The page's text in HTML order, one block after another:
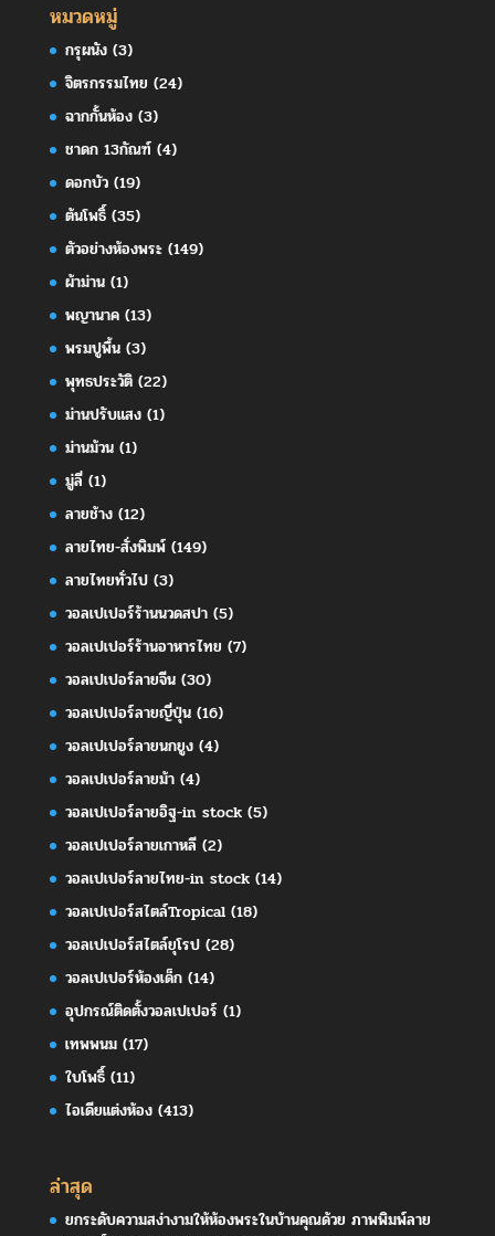
หมวดหมู่
กรุผนัง(3)
จิตรกรรมไทย (24)
ฉากกั้นห้อง(3)
ชาดก 13กัณฑ์(4)
ดอกบัว(19)
ต้นโพธิ์(35)
ตัวอย่างห้องพระ(149)
ผ้าม่าน(1)
พญานาค(13)
พรมปูพื้น(3)
พุทธประวัติ(22)
ม่านปรับแสง(1)
ม่านม้วน(1)
มู่ลี่(1)
ลายช้าง(12)
ลายไทย-สั่งพิมพ์(149)
ลายไทยทั่วไป(3)
วอลเปเปอร์ร้านนวดสปา(5)
วอลเปเปอร์ร้านอาหารไทย (7)
วอลเปเปอร์ลายจีน(30)
วอลเปเปอร์ลายญี่ปุ่น(16)
วอลเปเปอร์ลายนกยูง(4)
วอลเปเปอร์ลายม้า(4)
วอลเปเปอร์ลายอิฐ-in stock(5)
วอลเปเปอร์ลายเกาหลี(2)
วอลเปเปอร์ลายไทย-in stock(14)
วอลเปเปอร์สไตล์Tropical(18)
วอลเปเปอร์สไตล์ยุโรป(28)
วอลเปเปอร์ห้องเด็ก(14)
อุปกรณ์ติดตั้งวอลเปเปอร์ (1)
เทพพนม(17)
ใบโพธิ์(11)
ไอเดียแต่งห้อง(413)
ล่าสุด
ยกระดับความสง่างามให้ห้องพระในบ้านคุณด้วย ภาพพิมพ์ลาย